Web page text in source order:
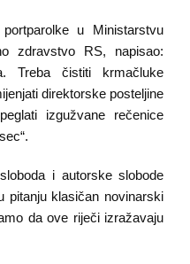
u Ministarstvu
zdravstvo RS, napisao:
Treba čistiti krmačluke
direktorske posteljine
izgužvane rečenice
i autorske slobode
pitanju klasičan novinarski
da ove riječi izražavaju